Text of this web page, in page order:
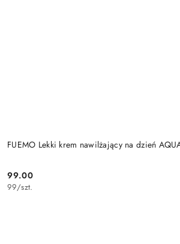
FUEMO Lekki krem nawilżający na dzień
Cena:
99.00
99/szt.